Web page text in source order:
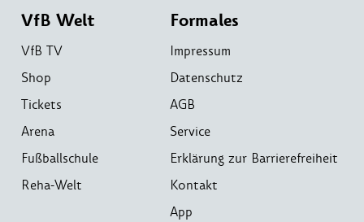
VfB Welt
VfB TV
Shop
Tickets
Arena
Fußballschule
Reha-Welt
Formales
Impressum
Datenschutz
AGB
Service
Erklärung zur Barrierefreiheit
Kontakt
App